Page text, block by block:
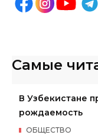
Самые
В Узбекистане
рождаемость
ОБЩЕСТВО